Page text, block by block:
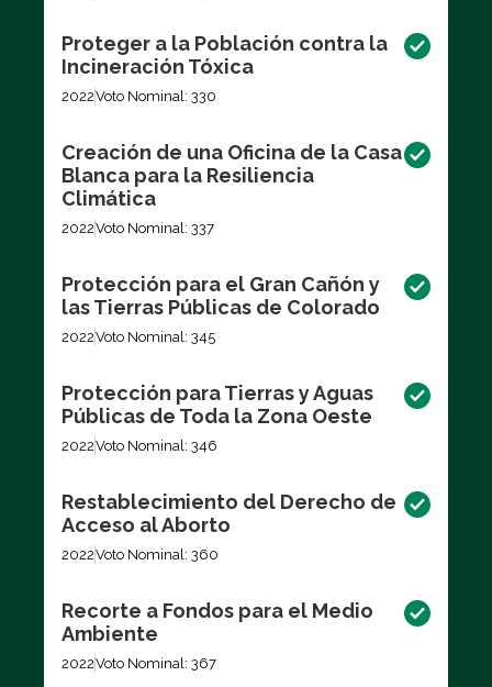
Proteger a la Población contra la
Incineración Tóxica
2022Voto Nominal: 330
Creación de una Oficina de la Casa
Blanca para la Resiliencia
Climática
2022Voto Nominal: 337
Protección para el Gran Cañón y
las Tierras Públicas de Colorado
2022Voto Nominal: 345
Protección para Tierras y Aguas
Públicas de Toda la Zona Oeste
2022Voto Nominal: 346
Restablecimiento del Derecho de
Acceso al Aborto
2022Voto Nominal: 360
Recorte a Fondos para el Medio
Ambiente
2022Voto Nominal: 367